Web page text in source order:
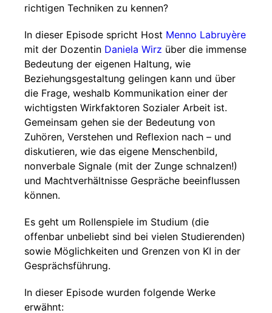
richtigen Techniken zu kennen?
In dieser Episode spricht Host Menno Labruyère
mit der Dozentin Daniela Wirz über die immense
Bedeutung der eigenen Haltung, wie
Beziehungsgestaltung gelingen kann und über
die Frage, weshalb Kommunikation einer der
wichtigsten Wirkfaktoren Sozialer Arbeit ist.
Gemeinsam gehen sie der Bedeutung von
Zuhören, Verstehen und Reflexion nach – und
diskutieren, wie das eigene Menschenbild,
nonverbale Signale (mit der Zunge schnalzen!)
und Machtverhältnisse Gespräche beeinflussen
können.
Es geht um Rollenspiele im Studium (die
offenbar unbeliebt sind bei vielen Studierenden)
sowie Möglichkeiten und Grenzen von KI in der
Gesprächsführung.
In dieser Episode wurden folgende Werke
erwähnt: